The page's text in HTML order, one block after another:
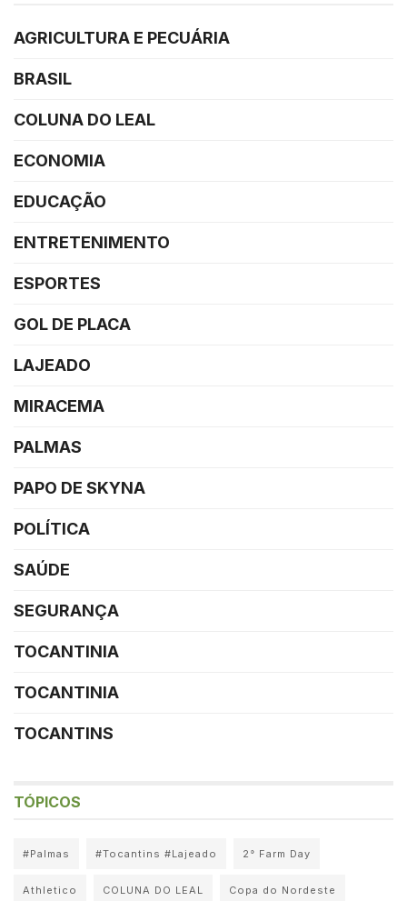
AGRICULTURA E PECUÁRIA
BRASIL
COLUNA DO LEAL
ECONOMIA
EDUCAÇÃO
ENTRETENIMENTO
ESPORTES
GOL DE PLACA
LAJEADO
MIRACEMA
PALMAS
PAPO DE SKYNA
POLÍTICA
SAÚDE
SEGURANÇA
TOCANTINIA
TOCANTINIA
TOCANTINS
TÓPICOS
#Palmas #Tocantins #Lajeado 2° Farm Day
Athletico COLUNA DO LEAL Copa do Nordeste